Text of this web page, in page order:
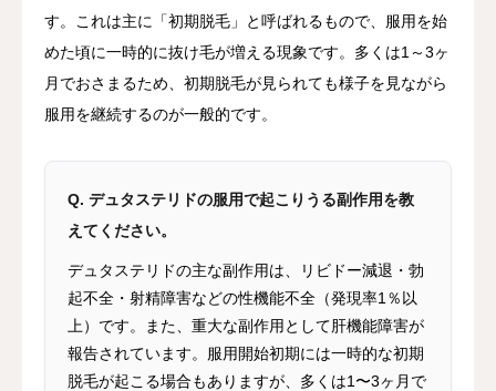
す。これは主に「初期脱毛」と呼ばれるもので、服用を始
めた頃に一時的に抜け毛が増える現象です。多くは1～3ヶ
月でおさまるため、初期脱毛が見られても様子を見ながら
服用を継続するのが一般的です。
Q. デュタステリドの服用で起こりうる副作用を教
えてください。
デュタステリドの主な副作用は、リビドー減退・勃
起不全・射精障害などの性機能不全（発現率1％以
上）です。また、重大な副作用として肝機能障害が
報告されています。服用開始初期には一時的な初期
脱毛が起こる場合もありますが、多くは1〜3ヶ月で